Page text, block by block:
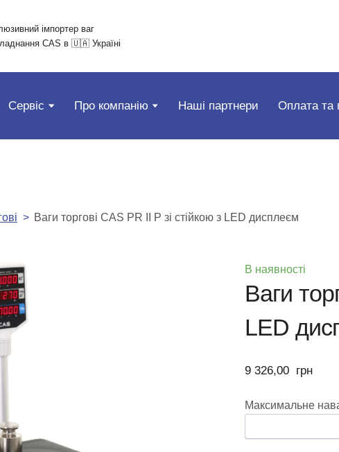
імпортер ваг
CAS в 🇺🇦 Україні
Сервіс Про компанію Наші партнери Оплата та
Ваги торгові CAS PR II P зі стійкою з LED дисплеєм
В наявності
Ваги
LED
9 326,00  грн
Максимальне